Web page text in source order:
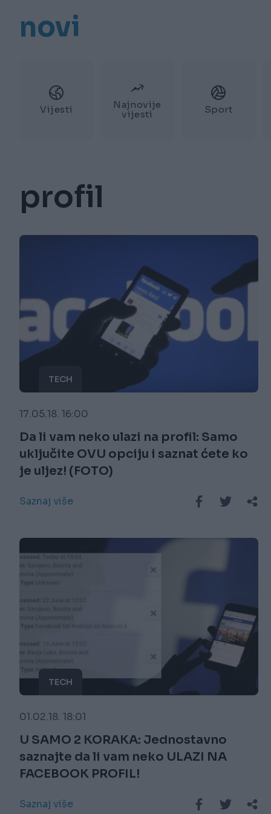
novi
Vijesti
Najnovije
vijesti
Sport
profil
TECH
17.05.18. 16:00
Da li vam neko ulazi na profil: Samo
uključite OVU opciju i saznat ćete ko
je uljez! (FOTO)
Saznaj više
TECH
01.02.18. 18:01
U SAMO 2 KORAKA: Jednostavno
saznajte da li vam neko ULAZI NA
FACEBOOK PROFIL!
Saznaj više